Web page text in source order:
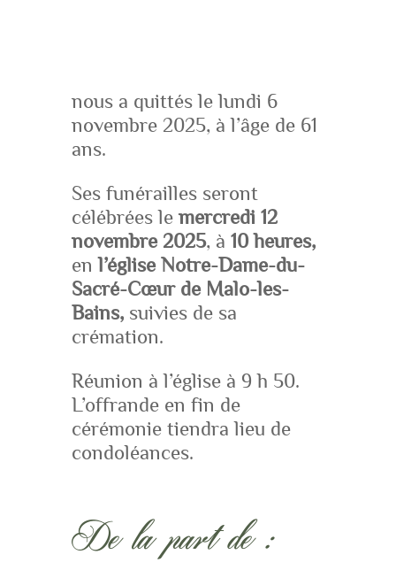
nous a quittés le lundi 6
novembre 2025, à l’âge de 61
ans.
Ses funérailles seront
célébrées le mercredi 12
novembre 2025, à 10 heures,
enl’église Notre-Dame-du-
Sacré-Cœur de Malo-les-
Bains,suivies de sa
crémation.
Réunion à l’église à 9 h 50.
L’offrande en fin de
cérémonie tiendra lieu de
condoléances.
De la part de :